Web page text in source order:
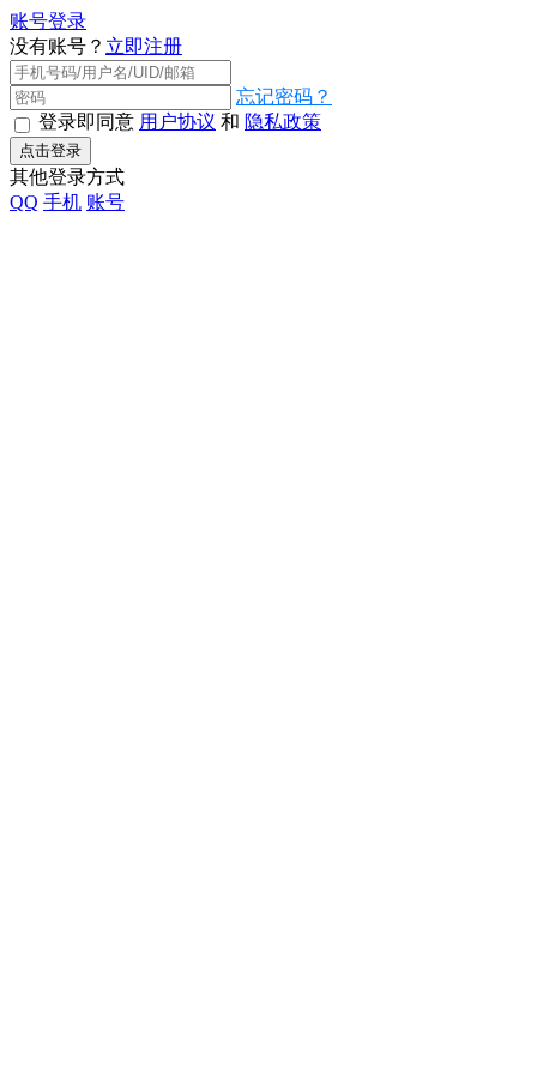
账号登录
没有账号？ 立即注册
忘记密码？
登录即同意 用户协议 和 隐私政策
点击登录
其他登录方式
QQ 手机 账号